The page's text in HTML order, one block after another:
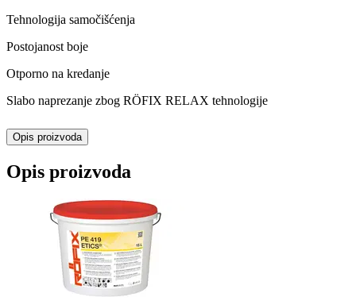
Tehnologija samočišćenja
Postojanost boje
Otporno na kredanje
Slabo naprezanje zbog RÖFIX RELAX tehnologije
Opis proizvoda
Opis proizvoda